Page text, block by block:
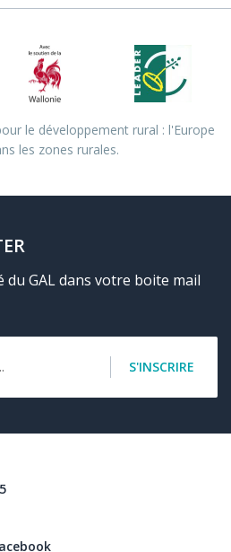
le développement rural : l'Europe
les zones rurales.
du GAL dans votre boite mail
S'INSCRIRE